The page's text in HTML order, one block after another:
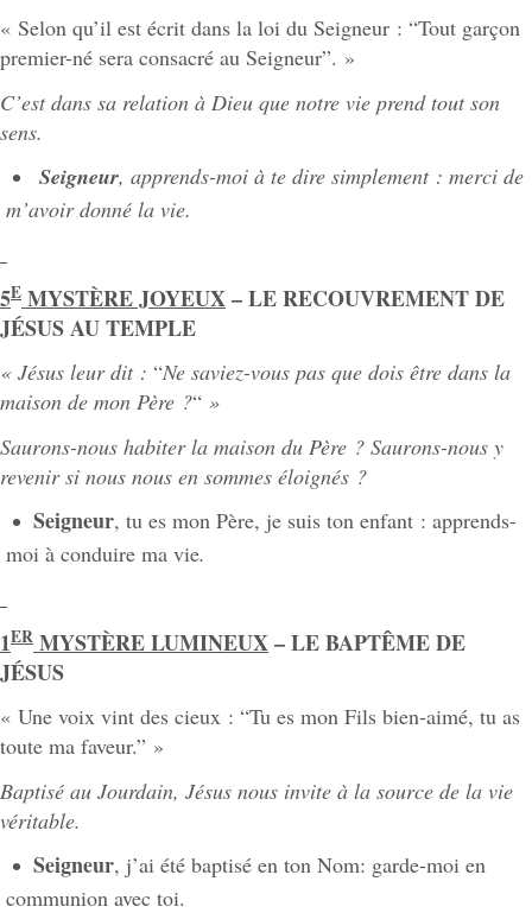
« Selon qu’il est écrit dans la loi du Seigneur : “Tout garçon
premier-né sera consacré au Seigneur”. »
C’est dans sa relation à Dieu que notre vie prend tout son
sens.
Seigneur, apprends-moi à te dire simplement : merci de
m’avoir donné la vie.
5E MYSTÈRE JOYEUX– LE RECOUVREMENT DE
JÉSUS AU TEMPLE
« Jésus leur dit : “Ne saviez-vous pas que dois être dans la
maison de mon Père ?“ »
Saurons-nous habiter la maison du Père ? Saurons-nous y
revenir si nous nous en sommes éloignés ?
Seigneur, tu es mon Père, je suis ton enfant : apprends-
moi à conduire ma vie.
1ER MYSTÈRE LUMINEUX– LE BAPTÊME DE
JÉSUS
« Une voix vint des cieux : “Tu es mon Fils bien-aimé, tu as
toute ma faveur.” »
Baptisé au Jourdain, Jésus nous invite à la source de la vie
véritable.
Seigneur, j’ai été baptisé en ton Nom: garde-moi en
communion avec toi.